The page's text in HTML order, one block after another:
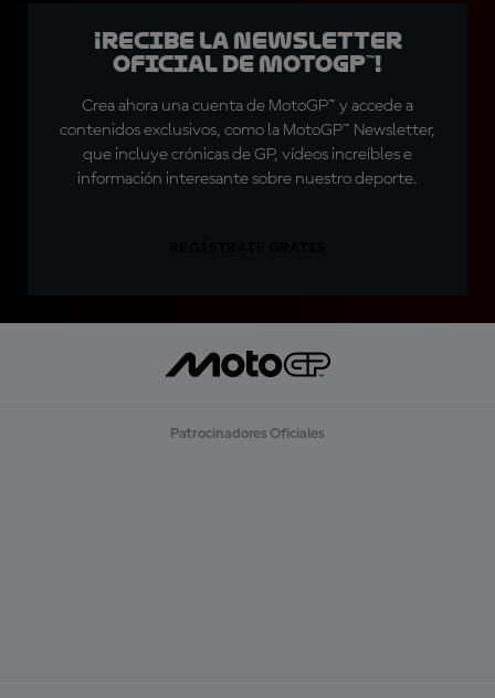
¡Recibe la Newsletter
oficial de MotoGP™!
Crea ahora una cuenta de MotoGP™ y accede a
contenidos exclusivos, como la MotoGP™ Newsletter,
que incluye crónicas de GP, vídeos increíbles e
información interesante sobre nuestro deporte.
Patrocinadores Oficiales